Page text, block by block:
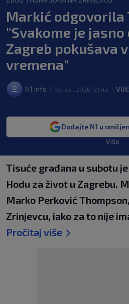
Markić odgovorila
"Svakome je
Zagreb pokušava
vremena"
N1 Info 09. svi. 2026. 21:42
Dodajte N1 u
Više
Tisuće građana u subotu
Hodu za život u Zagrebu.
Marko Perković
Zrinjevcu, iako za to nije
Pročitaj više